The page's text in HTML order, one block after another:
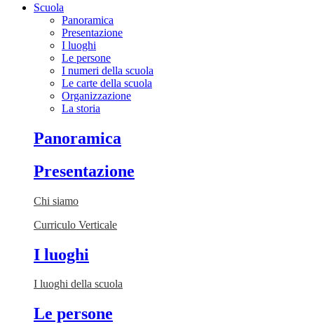
Scuola
Panoramica
Presentazione
I luoghi
Le persone
I numeri della scuola
Le carte della scuola
Organizzazione
La storia
Panoramica
Presentazione
Chi siamo
Curriculo Verticale
I luoghi
I luoghi della scuola
Le persone